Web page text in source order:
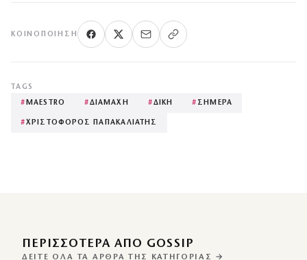
ΚΟΙΝΟΠΟΊΗΣΗ
TAGS
#MAESTRO #ΔΙΑΜΑΧΗ #ΔΙΚΗ # ΣΗΜΕΡΑ
#ΧΡΙΣΤΟΦΟΡΟΣ ΠΑΠΑΚΑΛΙΑΤΗΣ
ΠΕΡΙΣΣΌΤΕΡΑ ΑΠΌ GOSSIP
ΔΕΊΤΕ ΌΛΑ ΤΑ ΆΡΘΡΑ ΤΗΣ ΚΑΤΗΓΟΡΊΑΣ →